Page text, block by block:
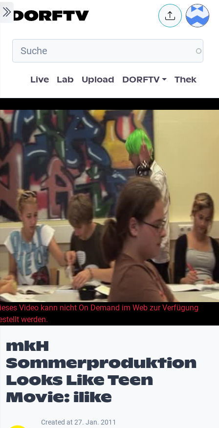
Skip to main content User
Hauptnavigation
Live Lab Upload DORFTV Thek
Video kann nicht On Demand im Web zur Verfügung
werden.
mkH
Sommerproduktion
Looks Like Teen
Movie: ilike
Created at 27. Jan. 2011